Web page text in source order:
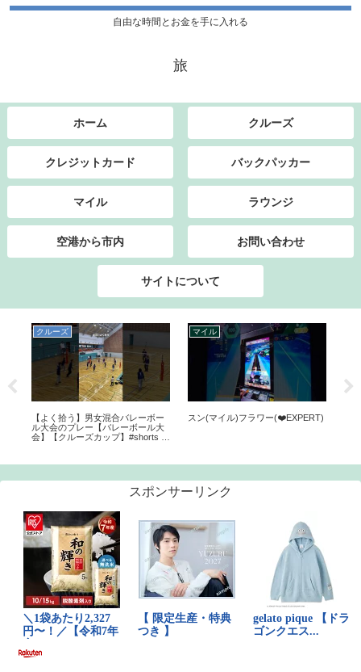
自由な時間とお金を手に入れる
旅
ホーム クルーズ
クレジットカード バックパッカー
マイル ラウンジ
空港から市内 お問い合わせ
サイトについて
クルーズ
【よく拾う】男女混合バレーボー
ル大会のプレー【バレーボール大
会】【クルーズカップ】#shorts #
マイル
スン(マイル)フラワー(❤️EXPERT)
スポンサーリンク